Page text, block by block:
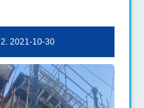
2. 2021-10-30